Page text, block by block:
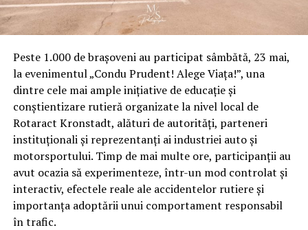
Peste 1.000 de brașoveni au participat sâmbătă, 23 mai,
la evenimentul „Condu Prudent! Alege Viața!”, una
dintre cele mai ample inițiative de educație și
conștientizare rutieră organizate la nivel local de
Rotaract Kronstadt, alături de autorități, parteneri
instituționali și reprezentanți ai industriei auto și
motorsportului. Timp de mai multe ore, participanții au
avut ocazia să experimenteze, într-un mod controlat și
interactiv, efectele reale ale accidentelor rutiere și
importanța adoptării unui comportament responsabil
în trafic.